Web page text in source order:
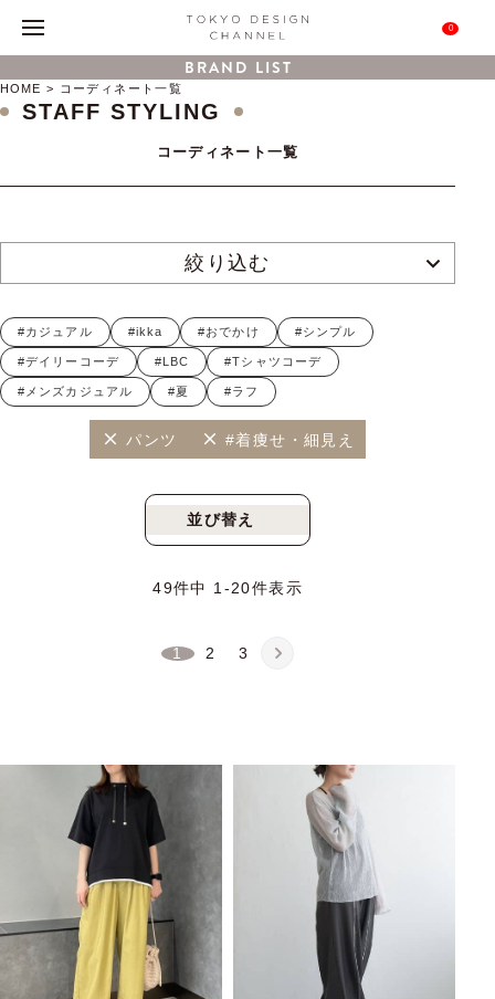
0
BRAND LIST
HOME コーディネート一覧
STAFF STYLING
コーディネート一覧
絞り込む
#カジュアル #ikka #おでかけ #シンプル
#デイリーコーデ #LBC #Tシャツコーデ
#メンズカジュアル #夏 #ラフ
パンツ #着痩せ・細見え
並び替え
49件中 1 -20件表示
1 2 3